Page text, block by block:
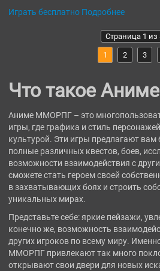
Играть бесплатно Подробнее
Страница 1 из
1 2 3
Что такое
Аниме ММОРПГ – это
игры, где графика и стиль
культурой. Эти игры предлагают вам
полные различных квестов, боев,
возможности взаимодействия с
сможете стать героем своей
в захватывающих боях и строить
уникальных мирах.
Представьте себе: яркие пейзажи,
конечно же, возможность
других игроков по всему миру.
ММОРПГ привлекают так много
открывают свои двери для новых